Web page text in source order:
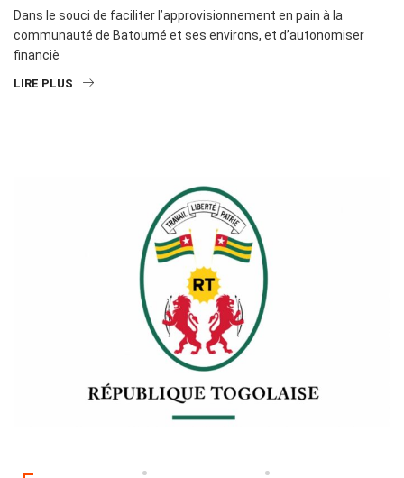
Dans le souci de faciliter l’approvisionnement en pain à la
communauté de Batoumé et ses environs, et d’autonomiser
financiè
LIRE PLUS